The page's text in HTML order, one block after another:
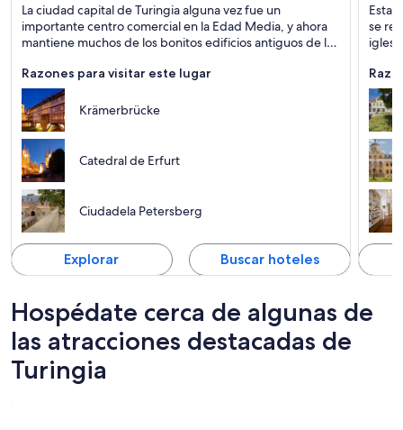
Compras, Negocios y Teatros
La ciudad capital de Turingia alguna vez fue un
importante centro comercial en la Edad Media, y ahora
mantiene muchos de los bonitos edificios antiguos de los
Razones para visitar este lugar
Krämerbrücke
Catedral de Erfurt
Ciudadela Petersberg
Explorar Buscar hoteles
Esta
se
Hospédate cerca de algunas de
las atracciones destacadas de
Turingia